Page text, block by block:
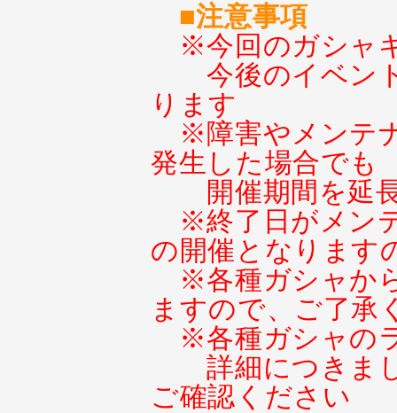
■注意事項
※今回のガシャ
今後のイベン
ります
※障害やメンテ
発生した場合でも
開催期間を延
※終了日がメン
の開催となります
※各種ガシャか
ますので、ご了承
※各種ガシャの
詳細につきま
ご確認ください